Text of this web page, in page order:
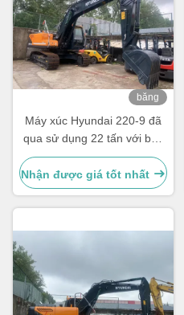
băng
Máy xúc Hyundai 220-9 đã
qua sử dụng 22 tấn với bảo
hành 12 tháng
Nhận được giá tốt nhất